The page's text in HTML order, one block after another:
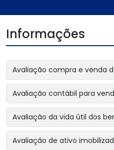
Informações
Avaliação compra e venda
Avaliação contábil para
Avaliação da vida útil dos
Avaliação de ativo